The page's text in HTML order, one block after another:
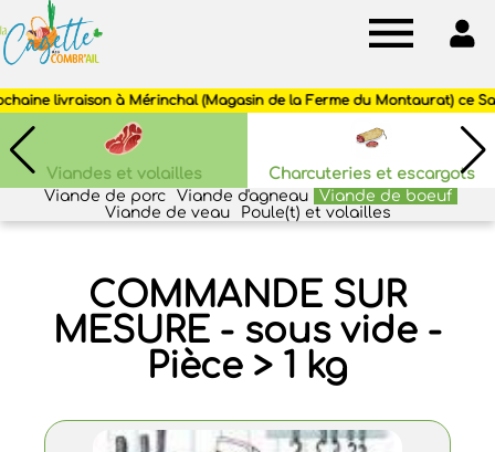
des
Combr'ail
Viandes et volailles
Charcuteries et escargots
Viande de porc
Viande d'agneau
Viande de boeuf
Viande de veau
Poule(t) et volailles
COMMANDE SUR
MESURE - sous vide -
Pièce > 1 kg